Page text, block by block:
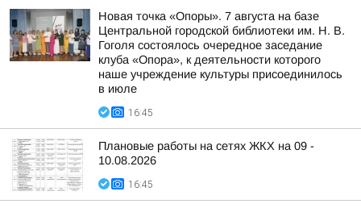
Новая точка «Опоры». 7 августа на базе
Центральной городской библиотеки им. Н. В.
Гоголя состоялось очередное заседание
клуба «Опора», к деятельности которого
наше учреждение культуры присоединилось
в июле
16:45
Плановые работы на сетях ЖКХ на 09 -
10.08.2026
16:45